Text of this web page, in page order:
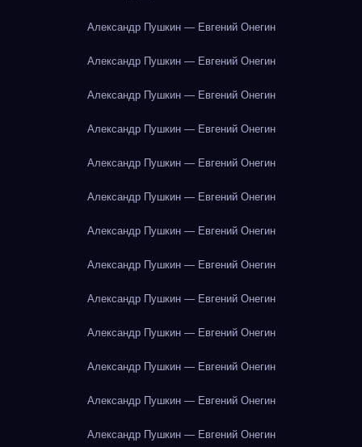
Александр Пушкин — Евгений Онегин
Александр Пушкин — Евгений Онегин
Александр Пушкин — Евгений Онегин
Александр Пушкин — Евгений Онегин
Александр Пушкин — Евгений Онегин
Александр Пушкин — Евгений Онегин
Александр Пушкин — Евгений Онегин
Александр Пушкин — Евгений Онегин
Александр Пушкин — Евгений Онегин
Александр Пушкин — Евгений Онегин
Александр Пушкин — Евгений Онегин
Александр Пушкин — Евгений Онегин
Александр Пушкин — Евгений Онегин